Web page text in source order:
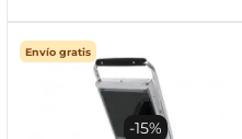
Envío gratis
-15%